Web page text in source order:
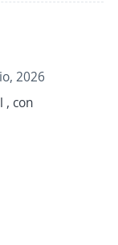
2026
, con